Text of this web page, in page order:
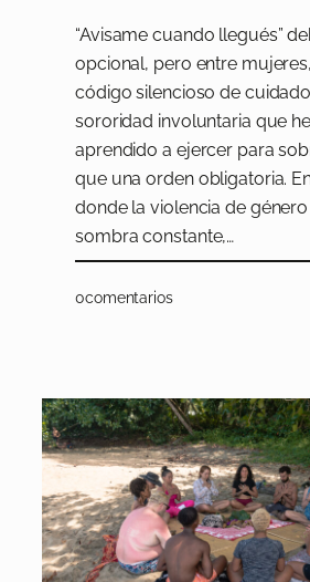
“Avisame cuando llegués”
opcional, pero entre
código silencioso de
sororidad involuntaria que
aprendido a ejercer para
que una orden obligatoria.
donde la violencia de
sombra constante,…
0comentarios